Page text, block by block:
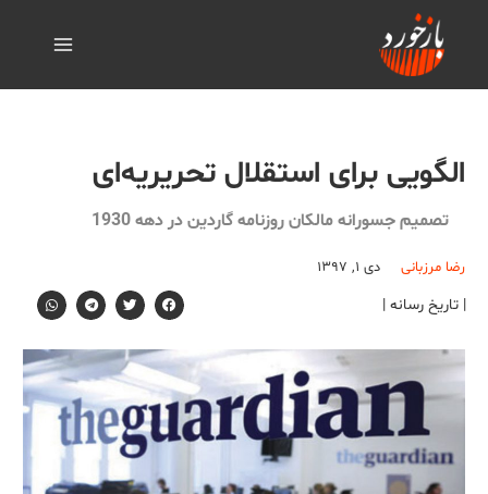
الگویی برای استقلال تحریریه‌ای
تصمیم جسورانه مالکان روزنامه گاردین در دهه 1930
رضا مرزبانی دی ۱, ۱۳۹۷
| تاریخ رسانه |